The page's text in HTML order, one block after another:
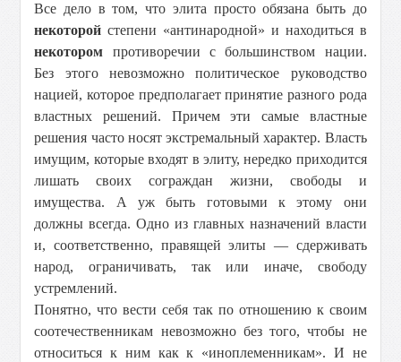
Все дело в том, что элита просто обязана быть до
некоторойстепени «антинародной» и находиться в
некотором противоречии с большинством нации.
Без этого невозможно политическое руководство
нацией, которое предполагает принятие разного рода
властных решений. Причем эти самые властные
решения часто носят экстремальный характер. Власть
имущим, которые входят в элиту, нередко приходится
лишать своих сограждан жизни, свободы и
имущества. А уж быть готовыми к этому они
должны всегда. Одно из главных назначений власти
и, соответственно, правящей элиты — сдерживать
народ, ограничивать, так или иначе, свободу
устремлений.
Понятно, что вести себя так по отношению к своим
соотечественникам невозможно без того, чтобы не
относиться к ним как к «иноплеменникам». И не